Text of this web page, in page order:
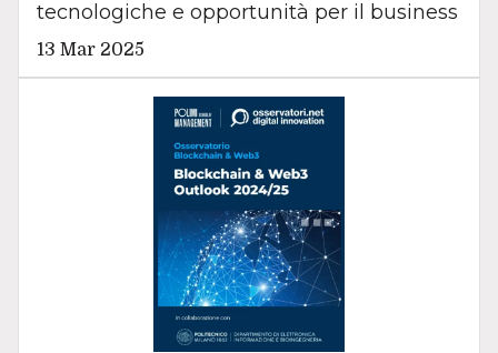
tecnologiche e opportunità per il business
13 Mar 2025